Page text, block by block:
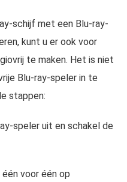
schijf met een Blu-ray-
kunt u er ook voor
te maken. Het is niet
Blu-ray-speler in te
stappen:
speler uit en schakel de
voor één op